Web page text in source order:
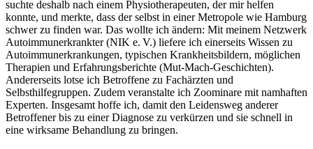
suchte deshalb nach einem Physiotherapeuten, der mir helfen
konnte, und merkte, dass der selbst in einer Metropole wie Hamburg
schwer zu finden war. Das wollte ich ändern: Mit meinem Netzwerk
Autoimmunerkrankter (NIK e. V.) liefere ich einerseits Wissen zu
Autoimmunerkrankungen, typischen Krankheitsbildern, möglichen
Therapien und Erfahrungsberichte (Mut-Mach-Geschichten).
Andererseits lotse ich Betroffene zu Fachärzten und
Selbsthilfegruppen. Zudem veranstalte ich Zoominare mit namhaften
Experten. Insgesamt hoffe ich, damit den Leidensweg anderer
Betroffener bis zu einer Diagnose zu verkürzen und sie schnell in
eine wirksame Behandlung zu bringen.